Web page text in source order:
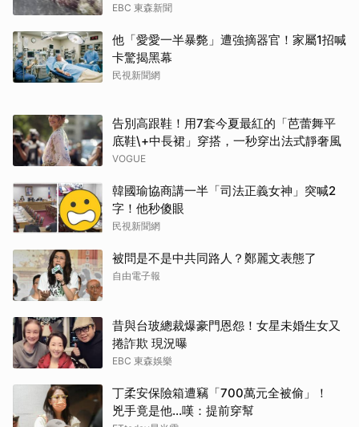
EBC 東森新聞
他「愛愛一半暴斃」遭強摘器官！家屬1招喊
卡驚揭黑幕
民視新聞網
告別高跟鞋！用7套今夏最紅的「芭蕾舞平
底鞋\+中長裙」穿搭，一秒穿出法式靜奢風
VOGUE
韓國瑜協商講一半「司法正義女神」突喊2
字！他秒傻眼
民視新聞網
被問是不是中共同路人？鄭麗文表態了
自由電子報
昔與台玻總裁爆豪門恩怨！女星未婚生女又
捲詐欺 現況曝
EBC 東森娛樂
丁柔安保險箱遭竊「700萬元全被偷」！
兇手竟是他...嘆：提前穿幫